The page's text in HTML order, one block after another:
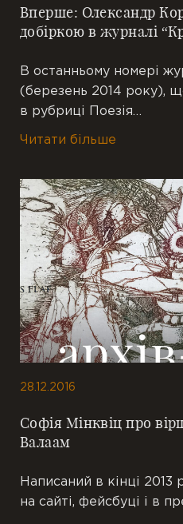
Вперше: Олександр
добіркою в журналі
В останньому номері
(березень 2014 року),
в рубриці Поезія…
Читати більше
28.12.2016
Софія Мінквіц про
Валаам
Написаний в кінці 2013
на сайті, фейсбуці і в